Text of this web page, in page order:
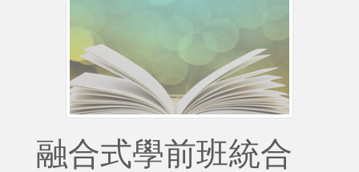
融合式學前班統合